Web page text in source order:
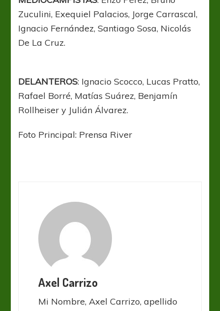
Zuculini, Exequiel Palacios, Jorge Carrascal,
Ignacio Fernández, Santiago Sosa, Nicolás
De La Cruz.
DELANTEROS: Ignacio Scocco, Lucas Pratto,
Rafael Borré, Matías Suárez, Benjamín
Rollheiser y Julián Álvarez.
Foto Principal: Prensa River
Axel Carrizo
Mi Nombre, Axel Carrizo, apellido